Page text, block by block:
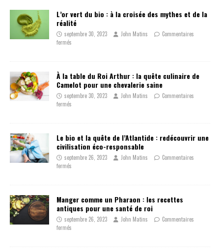
L’or vert du bio : à la croisée des mythes et de la
réalité
septembre 30, 2023 John Matins
Commentaires
fermés
À la table du Roi Arthur : la quête culinaire de
Camelot pour une chevalerie saine
septembre 30, 2023 John Matins
Commentaires
fermés
Le bio et la quête de l’Atlantide : redécouvrir une
civilisation éco-responsable
septembre 26, 2023 John Matins
Commentaires
fermés
Manger comme un Pharaon : les recettes
antiques pour une santé de roi
septembre 26, 2023 John Matins
Commentaires
fermés